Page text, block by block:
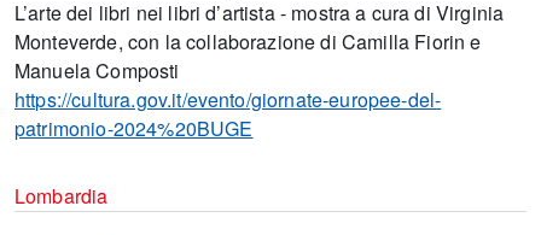
L’arte dei libri nei libri d’artista - mostra a cura di Virginia
Monteverde, con la collaborazione di Camilla Fiorin e
Manuela Composti
https://cultura.gov.it/evento/giornate-europee-del-
patrimonio-2024%20BUGE
Lombardia